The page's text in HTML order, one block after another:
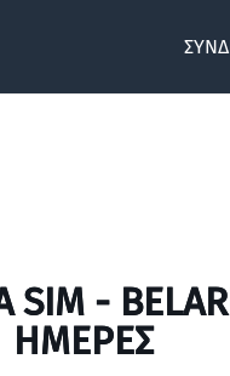
-
ΗΜΕΡΕΣ